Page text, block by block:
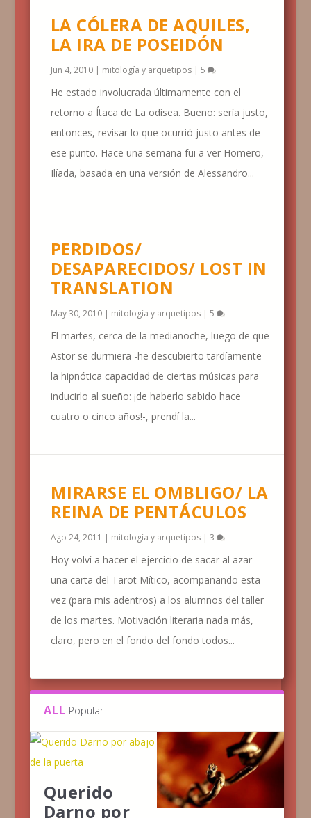
LA CÓLERA DE AQUILES,
LA IRA DE POSEIDÓN
Jun 4, 2010| mitología y arquetipos| 5
He estado involucrada últimamente con el
retorno a Ítaca de La odisea. Bueno: sería justo,
entonces, revisar lo que ocurrió justo antes de
ese punto. Hace una semana fui a ver Homero,
Ilíada, basada en una versión de Alessandro...
PERDIDOS/
DESAPARECIDOS/ LOST IN
TRANSLATION
May 30, 2010| mitología y arquetipos| 5
El martes, cerca de la medianoche, luego de que
Astor se durmiera -he descubierto tardíamente
la hipnótica capacidad de ciertas músicas para
inducirlo al sueño: ¡de haberlo sabido hace
cuatro o cinco años!-, prendí la...
MIRARSE EL OMBLIGO/ LA
REINA DE PENTÁCULOS
Ago 24, 2011 | mitología y arquetipos| 3
Hoy volví a hacer el ejercicio de sacar al azar
una carta del Tarot Mítico, acompañando esta
vez (para mis adentros) a los alumnos del taller
de los martes. Motivación literaria nada más,
claro, pero en el fondo del fondo todos...
ALL Popular
Querido
Darno por